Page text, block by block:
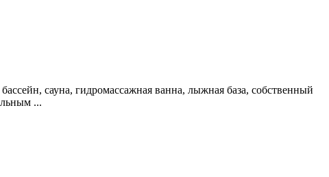
сауна, гидромассажная ванна, лыжная база, собственный
...